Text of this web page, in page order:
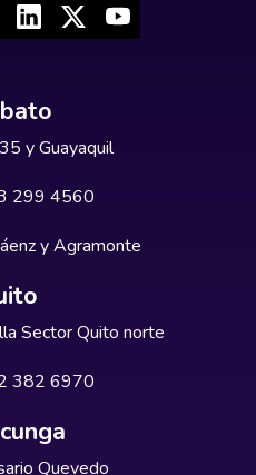
y Guayaquil
299 4560
y Agramonte
Sector Quito norte
382 6970
Quevedo